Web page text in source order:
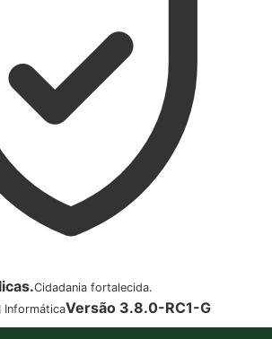
Cidadania fortalecida.
InformáticaVersão 3.8.0-RC1-G